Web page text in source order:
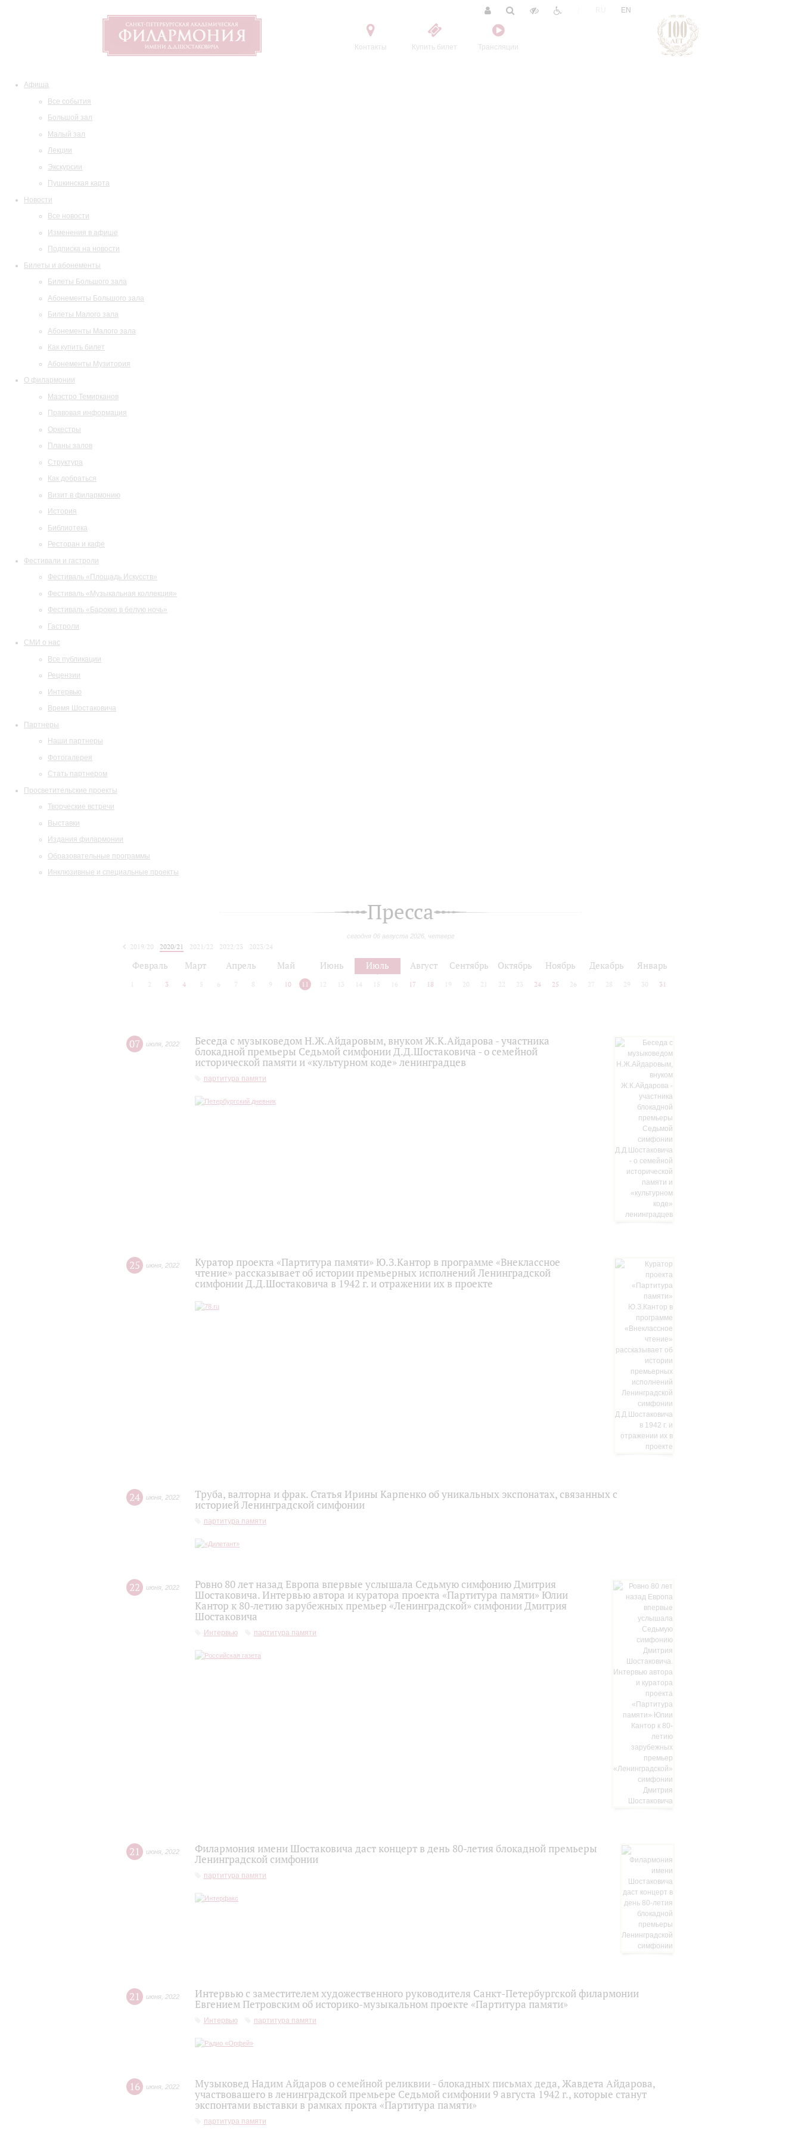
Контакты Купить билет Трансляции
EN
Афиша
Все события
Большой зал
Малый зал
Лекции
Экскурсии
Пушкинская карта
Новости
Все новости
Изменения в афише
Подписка на новости
Билеты и абонементы
Билеты Большого зала
Абонементы Большого зала
Билеты Малого зала
Абонементы Малого зала
Как купить билет
Абонементы Музитория
О филармонии
Маэстро Темирканов
Правовая информация
Оркестры
Планы залов
Структура
Как добраться
Визит в филармонию
История
Библиотека
Ресторан и кафе
Фестивали и гастроли
Фестиваль «Площадь Искусств»
Фестиваль «Музыкальная коллекция»
Фестиваль «Барокко в белую ночь»
Гастроли
СМИ о нас
Все публикации
Рецензии
Интервью
Время Шостаковича
Партнеры
Наши партнеры
Фотогалерея
Стать партнером
Просветительские проекты
Творческие встречи
Выставки
Издания филармонии
Образовательные программы
Инклюзивные и специальные проекты
Пресса
сегодня 06 августа 2026, четверг
2019/20 2020/21 2021/22 2022/23
2023/24
Февраль Март Апрель Май Июнь Июль Август Сентябрь Октябрь Ноябрь Декабрь Январь
2 3 4 5 6 7 8 9 10 11 12 13 14 15 16 17 18 19 20 21 22 23 24 25 26 27 28 29 30 31
07 июля 2022
Беседа с музыковедом Н.Ж.Айдаровым, внуком Ж.К.Айдарова - участника
блокадной премьеры Седьмой симфонии Д.Д.Шостаковича - о семейной
исторической памяти и «культурном коде» ленинградцев
партитура памяти
25 июня 2022
Куратор проекта «Партитура памяти» Ю.З.Кантор в программе «Внеклассное
чтение» рассказывает об истории премьерных исполнений Ленинградской
симфонии Д.Д.Шостаковича в 1942 г. и отражении их в проекте
24 июня 2022
Труба, валторна и фрак. Статья Ирины Карпенко об уникальных экспонатах, связанных с
историей Ленинградской симфонии
партитура памяти
22 июня 2022
Ровно 80 лет назад Европа впервые услышала Седьмую симфонию Дмитрия
Шостаковича. Интервью автора и куратора проекта «Партитура памяти» Юлии
Кантор к 80-летию зарубежных премьер «Ленинградской» симфонии Дмитрия
Шостаковича
Интервью партитура памяти
21 июня 2022
Филармония имени Шостаковича даст концерт в день 80-летия блокадной премьеры
Ленинградской симфонии
партитура памяти
21 июня 2022
Интервью с заместителем художественного руководителя Санкт-Петербургской филармонии
Евгением Петровским об историко-музыкальном проекте «Партитура памяти»
Интервью партитура памяти
16 июня 2022
Музыковед Надим Айдаров о семейной реликвии - блокадных письмах деда, Жавдета Айдарова,
участвовашего в ленинградской премьере Седьмой симфонии 9 августа 1942 г., которые станут
экспонтами выставки в рамках прокта «Партитура памяти»
партитура памяти